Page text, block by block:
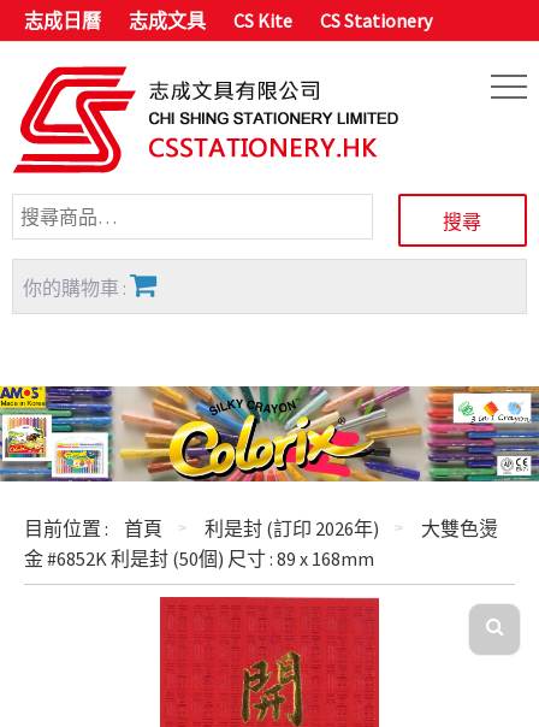
志成日曆 志成文具 CS Kite CS Stationery
你的購物車 :
目前位置 : 首頁 利是封 (訂印 2026年)
大雙色燙
金 #6852K 利是封 (50個) 尺寸 : 89 x 168mm